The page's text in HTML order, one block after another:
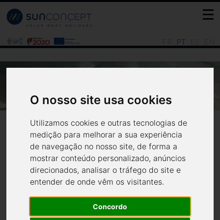
PT
O nosso site usa cookies
Utilizamos cookies e outras tecnologias de
medição para melhorar a sua experiência
de navegação no nosso site, de forma a
mostrar conteúdo personalizado, anúncios
direcionados, analisar o tráfego do site e
entender de onde vêm os visitantes.
Concordo
RIA FORMOSA!
OYSTER - Barco de
Trabalho - Pronto para
iniciar a operação nas águas